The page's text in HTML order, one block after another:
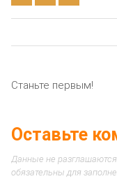
Станьте первым!
Оставьте
Данные не
обязательны для